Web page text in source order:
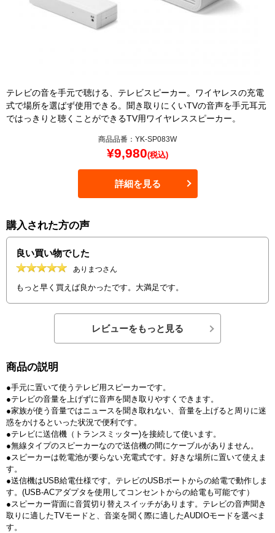
テレビの音を手元で聴ける、テレビスピーカー。ワイヤレスの充電
式で場所を選ばず使用できる。聞き取りにくいTVの音声を手元耳元
ではっきりと聴くことができるTV用ワイヤレススピーカー。
商品品番：YK-SP083W
¥9,980(税込)
詳細を見る
購入された方の声
良い買い物でした
ありまつさん
もっと早く買えば良かったです。大満足です。
レビューをもっと見る
商品の説明
●手元に置いて使うテレビ用スピーカーです。
●テレビの音量を上げずに音声を聞き取りやすくできます。
●家族が使う音量ではニュースを聞き取れない、音量を上げると周りに迷
惑をかけるといった状況で便利です。
●テレビに送信機（トランスミッター)を接続して使います。
●無線タイプのスピーカーなので送信機の間にケーブルがありません。
●スピーカーは乾電池が要らない充電式です。好きな場所に置いて使えま
す。
●送信機はUSB給電仕様です。テレビのUSBポートからの給電で動作しま
す。(USB-ACアダプタを使用してコンセントからの給電も可能です）
●スピーカー背面に音質切り替えスイッチがあります。テレビの音声聞き
取りに適したTVモードと、音楽を聞く際に適したAUDIOモードを選べま
す。